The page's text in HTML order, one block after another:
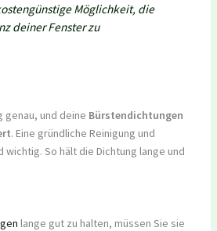
Möglichkeit, die
deiner Fenster zu
genau, und deine Bürstendichtungen
. Eine gründliche Reinigung und
wichtig. So hält die Dichtung lange und
lange gut zu halten, müssen Sie sie